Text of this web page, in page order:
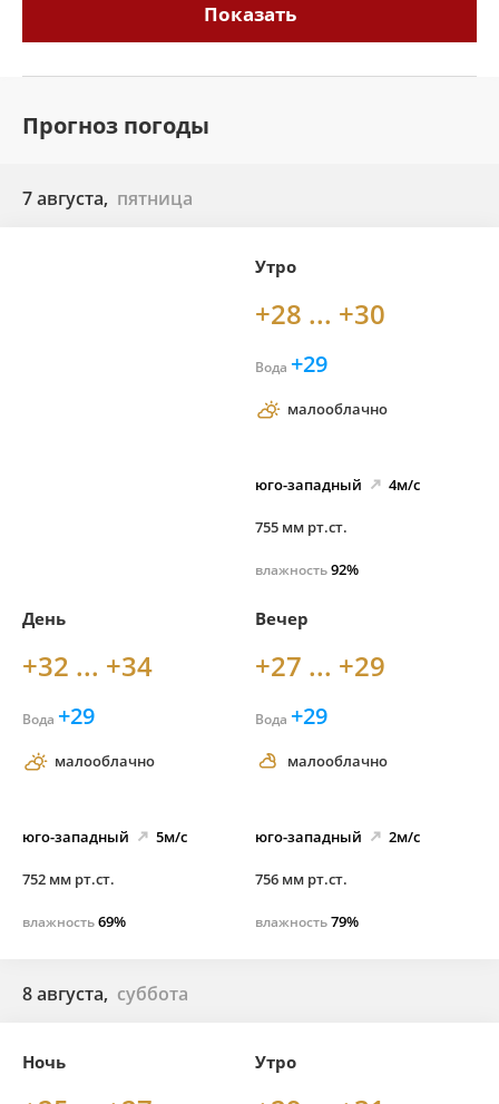
Показать
Прогноз погоды
7 августа, пятница
Утро
+28 ... +30
Вода +29
малооблачно
юго-западный 4м/с
755 мм рт.ст.
влажность92%
День
+32 ... +34
Вода +29
малооблачно
юго-западный 5м/с
752 мм рт.ст.
влажность69%
Вечер
+27 ... +29
Вода +29
малооблачно
юго-западный 2м/с
756 мм рт.ст.
влажность79%
8 августа, суббота
Ночь Утро